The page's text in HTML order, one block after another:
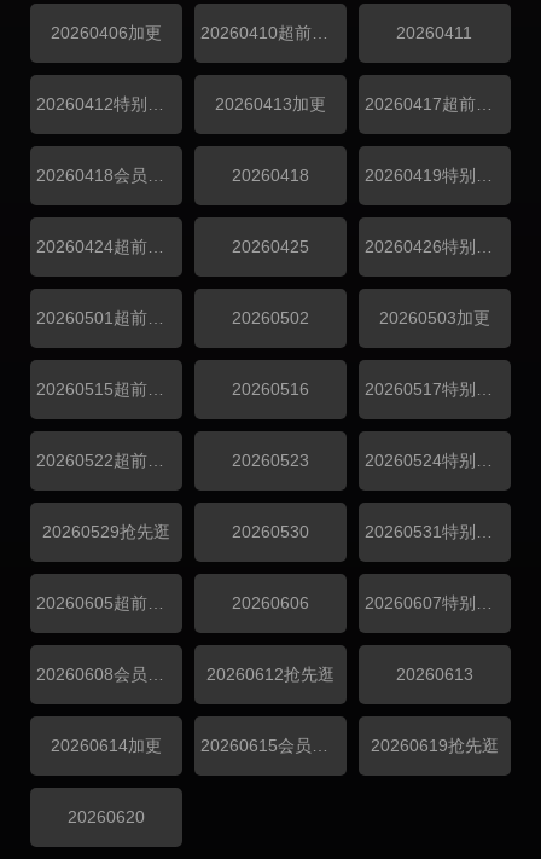
20260406加更 20260410超前探班 20260411
20260413加更 20260417超前探班
20260418
20260425
20260502 20260503加更
20260516
20260523
20260529抢先逛 20260530
20260606
20260612抢先逛 20260613
20260614加更 20260619抢先逛
20260620